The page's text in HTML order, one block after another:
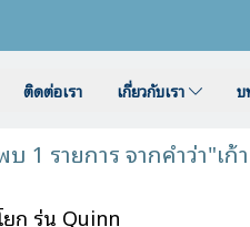
ติดต่อเรา เกี่ยวกับเรา
1 รายการ จากคำว่า"เ
ก รุ่น Quinn